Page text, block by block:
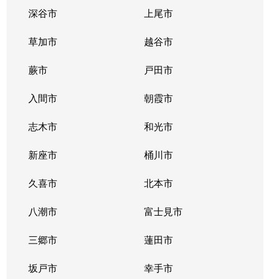
深谷市 上尾市
草加市 越谷市
蕨市 戸田市
入間市 朝霞市
志木市 和光市
新座市 桶川市
久喜市 北本市
八潮市 富士見市
三郷市 蓮田市
坂戸市 幸手市